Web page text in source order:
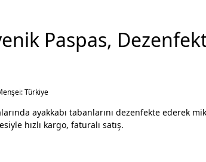
Paspas,
Türkiye
ayakkabı tabanlarını dezenfekte ederek
hızlı kargo, faturalı satış.